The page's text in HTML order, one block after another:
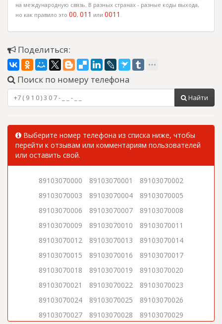
на международную связь. В разных странах - разные коды выхода,
но как правило это 00, 011 или 0011 .
Поделиться:
Поиск по номеру телефона
Найти
Выберите номер телефона из списка ниже, чтобы
перейти к отзывам или комментариям пользователей
или оставить свой.
89103070000 89103070001
89103070002
89103070003
89103070004
89103070005
89103070006
89103070007
89103070008
89103070009
89103070010
89103070011
89103070012
89103070013
89103070014
89103070015
89103070016
89103070017
89103070018
89103070019
89103070020
89103070021
89103070022
89103070023
89103070024
89103070025
89103070026
89103070027
89103070028 89103070029